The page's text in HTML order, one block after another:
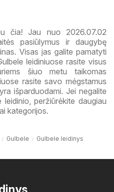
čia! Jau nuo 2026.07.02
pasiūlymus ir daugybę
Visas jas galite pamatyti
leidiniuose rasite visus
šiuo metu taikomas
rasite savo mėgstamus
išparduodami. Jei negalite
peržiūrėkite daugiau
kategorijos.
Gulbele Gulbele leidinys